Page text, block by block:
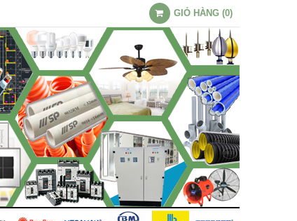
GIỎ HÀNG (0)